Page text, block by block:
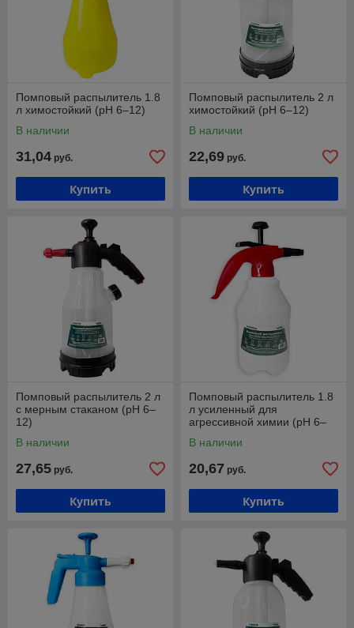
Помповый распылитель 1.8
л химостойкий (pH 6–12)
В наличии
31,04 руб.
Купить
Помповый распылитель 2 л
химостойкий (pH 6–12)
В наличии
22,69 руб.
Купить
Помповый распылитель 2 л
с мерным стаканом (pH 6–
12)
В наличии
27,65 руб.
Купить
Помповый распылитель 1.8
л усиленный для
агрессивной химии (pH 6–
В наличии
20,67 руб.
Купить